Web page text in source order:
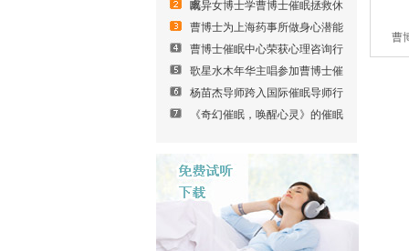
眠
离异女博士学曹博士催眠拯救休
曹博士为上海药事所做身心潜能
曹博士催眠中心荣获心理咨询行
歌星水木年华主唱参加曹博士催
杨苗杰导师跨入国际催眠导师行
《奇幻催眠，唤醒心灵》的催眠
曹